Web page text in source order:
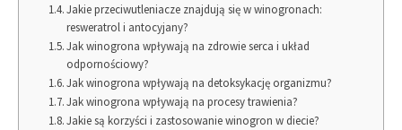
Jakie przeciwutleniacze znajdują się w winogronach:
resweratrol i antocyjany?
Jak winogrona wpływają na zdrowie serca i układ
odpornościowy?
Jak winogrona wpływają na detoksykację organizmu?
Jak winogrona wpływają na procesy trawienia?
Jakie są korzyści i zastosowanie winogron w diecie?